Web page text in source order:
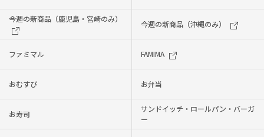
今週の新商品（鹿児島・宮崎のみ）
今週の新商品（沖縄のみ）
ファミマル FAMIMA
おむすび お弁当
お寿司
サンドイッチ・ロールパン・バーガ
ー